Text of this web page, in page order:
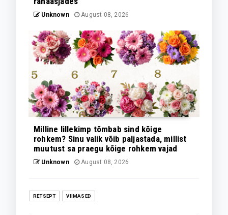
Unknown August 08, 2026
Milline lillekimp tõmbab sind kõige
rohkem? Sinu valik võib paljastada, millist
muutust sa praegu kõige rohkem vajad
Unknown August 08, 2026
RETSEPT VIIMASED